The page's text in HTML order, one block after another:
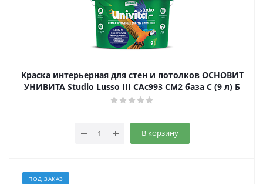
Краска интерьерная для стен и потолков ОСНОВИТ
УНИВИТА Studio Lusso III САс993 СМ2 база С (9 л) Б
В корзину
ПОД ЗАКАЗ